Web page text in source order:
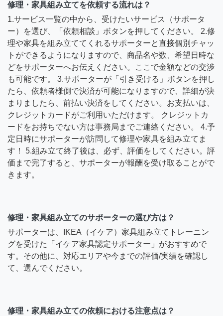
修理・家具組み立てを依頼する流れは？
1.サービス一覧の中から、受けたいサービス（サポータ
ー）を選び、「依頼相談」ボタンを押してください。 2.修
理や家具を組み立ててくれるサポーターと直接個別チャッ
トができるようになりますので、商品名や数、希望日時な
どをサポーターへお伝えください。ここで金額などの交渉
も可能です。 3.サポーターが「引き受ける」ボタンを押し
たら、依頼者様側で決済が可能になりますので、詳細が決
まりましたら、前払い決済をしてください。お支払いは、
クレジットカードがご利用いただけます。 クレジットカ
ードをお持ちでない方は事務局までご連絡ください。 4.予
定日時にサポーターが訪問して修理や家具を組み立てま
す！ 5.組み立て終了後は、必ず、評価をしてください。評
価まで完了すると、サポーターが報酬を受け取ることがで
きます。
修理・家具組み立てのサポーターの選び方は？
サポーターは、IKEA（イケア）家具組み立てトレーニン
グを受けた「イケア家具認定サポーター」がおすすめで
す。その他に、対応エリアや今までの評価/実績を確認し
て、選んでください。
修理・家具組み立ての依頼における注意点は？